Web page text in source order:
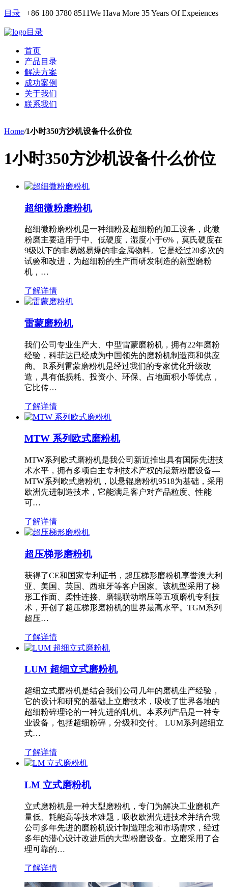
目录 +86 180 3780 8511We Hava More 35 Years Of Expeiences
目录
首页
产品目录
解决方案
成功案例
关于我们
联系我们
Home/1小时350方沙机设备什么价位
1小时350方沙机设备什么价位
超细微粉磨粉机
超细微粉磨粉机是一种细粉及超细粉的加工设备，此微
粉磨主要适用于中、低硬度，湿度小于6%，莫氏硬度在
9级以下的非易燃易爆的非金属物料。它是经过20多次的
试验和改进，为超细粉的生产而研发制造的新型磨粉
机，…
了解详情
雷蒙磨粉机
我们公司专业生产大、中型雷蒙磨粉机，拥有22年磨粉
经验，科菲达已经成为中国领先的磨粉机制造商和供应
商。 R系列雷蒙磨粉机是经过我们的专家优化升级改
造，具有低损耗、投资小、环保、占地面积小等优点，
它比传…
了解详情
MTW 系列欧式磨粉机
MTW系列欧式磨粉机是我公司新近推出具有国际先进技
术水平，拥有多项自主专利技术产权的最新粉磨设备—
MTW系列欧式磨粉机，以悬辊磨粉机9518为基础，采用
欧洲先进制造技术，它能满足客户对产品粒度、性能
可…
了解详情
超压梯形磨粉机
获得了CE和国家专利证书，超压梯形磨粉机享誉澳大利
亚、美国、英国、西班牙等客户国家。该机型采用了梯
形工作面、柔性连接、磨辊联动增压等五项磨机专利技
术，开创了超压梯形磨粉机的世界最高水平。TGM系列
超压…
了解详情
LUM 超细立式磨粉机
超细立式磨粉机是结合我们公司几年的磨机生产经验，
它的设计和研究的基础上立磨技术，吸收了世界各地的
超细粉碎理论的一种先进的轧机。本系列产品是一种专
业设备，包括超细粉碎，分级和交付。 LUM系列超细立
式…
了解详情
LM 立式磨粉机
立式磨粉机是一种大型磨粉机，专门为解决工业磨机产
量低、耗能高等技术难题，吸收欧洲先进技术并结合我
公司多年先进的磨粉机设计制造理念和市场需求，经过
多年的潜心设计改进后的大型粉磨设备。立磨采用了合
理可靠的…
了解详情